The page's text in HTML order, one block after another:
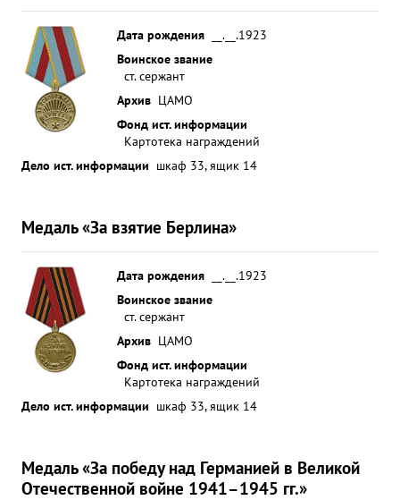
Дата рождения
__.__.1923
Воинское звание
ст. сержант
Архив ЦАМО
Фонд ист. информации
Картотека награждений
Дело ист. информации шкаф 33, ящик 14
Медаль «За взятие Берлина»
Дата рождения
__.__.1923
Воинское звание
ст. сержант
Архив ЦАМО
Фонд ист. информации
Картотека награждений
Дело ист. информации шкаф 33, ящик 14
Медаль «За победу над Германией в Великой
Отечественной войне 1941–1945 гг.»